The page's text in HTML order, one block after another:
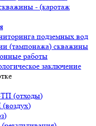
- (каротаж
подземных вод
(тампонажа) скважины
работы
заключение
ТП (отходы)
(воздух)